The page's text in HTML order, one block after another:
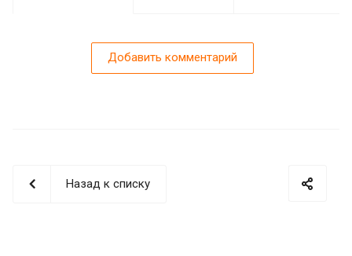
Добавить комментарий
Назад к списку